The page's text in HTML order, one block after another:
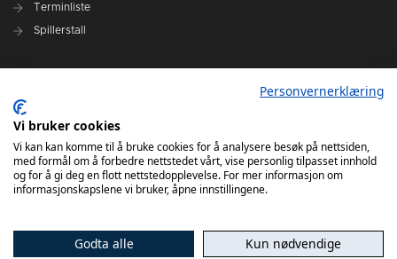
Terminliste
Spillerstall
Kjøp billetter
Sesongkort
Personvernerklæring
Vi bruker cookies
Vi kan kan komme til å bruke cookies for å analysere besøk på nettsiden,
med formål om å forbedre nettstedet vårt, vise personlig tilpasset innhold
og for å gi deg en flott nettstedopplevelse. For mer informasjon om
informasjonskapslene vi bruker, åpne innstillingene.
Godta alle Kun nødvendige